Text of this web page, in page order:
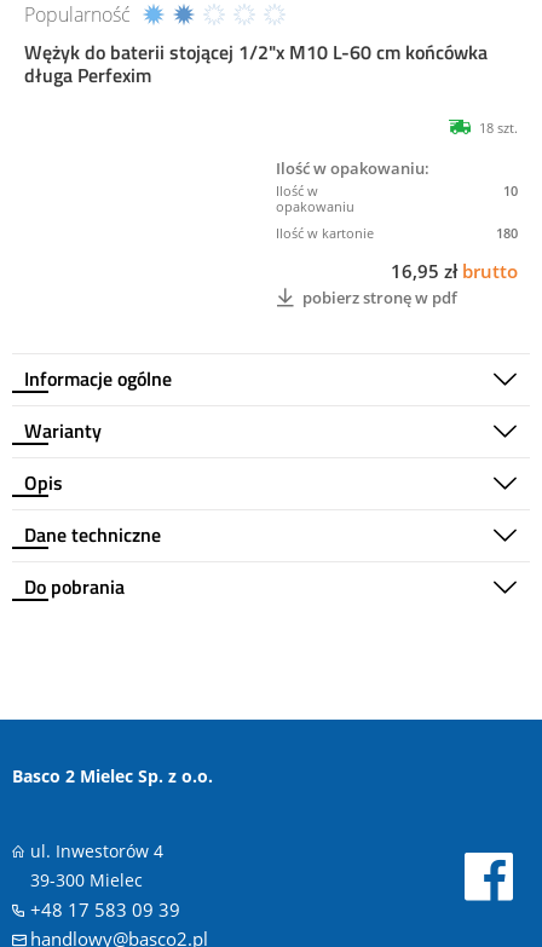
Popularność
Wężyk do baterii stojącej 1/2"x M10 L-60 cm końcówka
długa Perfexim
Informacje ogólne
18 szt.
Ilość w opakowaniu:
10
180
16,95 zł brutto
pobierz stronę w pdf
Warianty
Opis
Dane techniczne
Do pobrania
Basco 2 Mielec Sp. z o.o.
ul. Inwestorów 4
39-300 Mielec
+48 17 583 09 39
handlowy@basco2.pl